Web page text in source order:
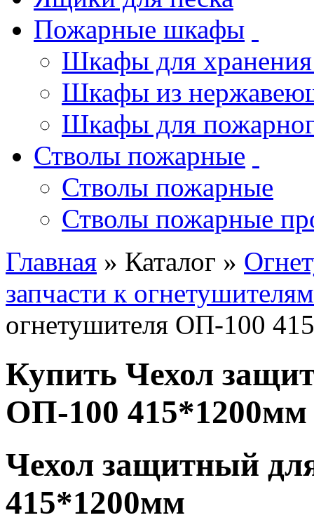
Пожарные шкафы
Шкафы для хранения
Шкафы из
Шкафы для
Стволы пожарные
Стволы пожарные
Стволы пожарные
Главная » Каталог »
запчасти к огнетушителям
огнетушителя ОП-100
Купить Чехол
ОП-100 415*1200мм
Чехол защитный
415*1200мм